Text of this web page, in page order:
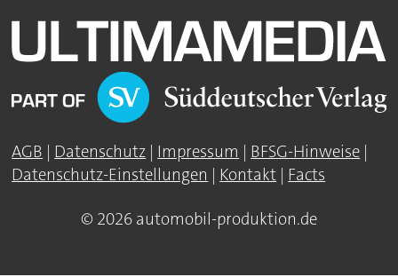
AGB | Datenschutz | Impressum | BFSG-Hinweise |
Datenschutz-Einstellungen | Kontakt | Facts
© 2026 automobil-produktion.de